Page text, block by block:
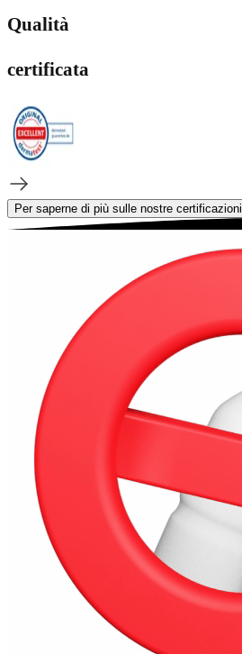
Qualità
certificata
Per saperne di più sulle nostre certificazioni